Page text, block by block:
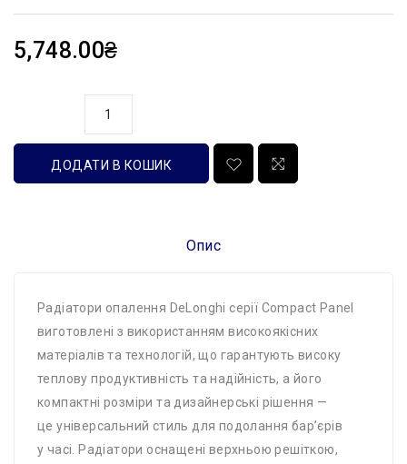
5,748.00₴
ДОДАТИ В КОШИК
Опис
Радіатори опалення DeLonghi серії Compact Panel
виготовлені з використанням високоякісних
матеріалів та технологій, що гарантують високу
теплову продуктивність та надійність, а його
компактні розміри та дизайнерські рішення —
це універсальний стиль для подолання бар’єрів
у часі. Радіатори оснащені верхньою решіткою,